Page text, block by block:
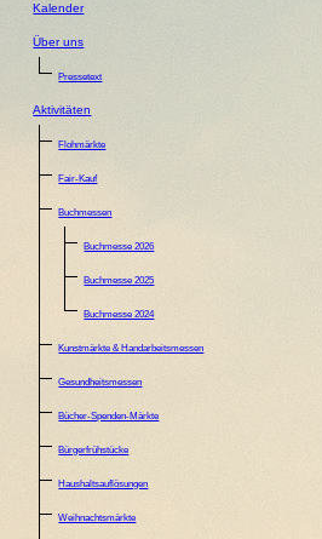
Kalender
Über uns
Pressetext
Aktivitäten
Flohmärkte
Fair-Kauf
Buchmessen
Buchmesse 2026
Buchmesse 2025
Buchmesse 2024
Kunstmärkte & Handarbeitsmessen
Gesundheitsmessen
Bücher-Spenden-Märkte
Bürgerfrühstücke
Haushaltsauflösungen
Weihnachtsmärkte